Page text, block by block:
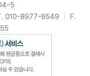
5
010-8977-6549
F.